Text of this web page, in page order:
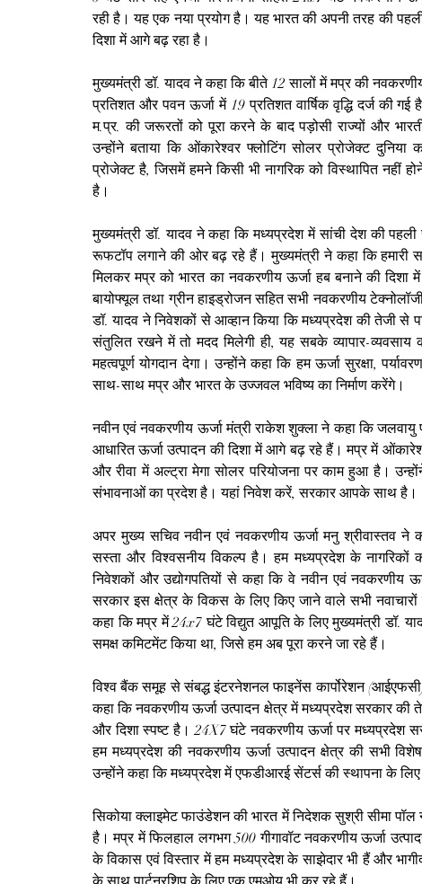
रही है। यह एक नया प्रयोग है। यह भारत की अपनी तरह की
दिशा में आगे बढ़ रहा है।
मुख्यमंत्री डॉ. यादव ने कहा कि बीते 12 सालों में मप्र की
प्रतिशत और पवन ऊर्जा में 19 प्रतिशत वार्षिक वृद्धि दर्ज की
म.प्र. की जरूरतों को पूरा करने के बाद पड़ोसी राज्यों और
उन्होंने बताया कि ओंकारेश्वर फ्लोटिंग सोलर प्रोजेक्ट
प्रोजेक्ट है, जिसमें हमने किसी भी नागरिक को विस्थापित नहीं
है।
मुख्यमंत्री डॉ. यादव ने कहा कि मध्यप्रदेश में सांची देश की
रूफटॉप लगाने की ओर बढ़ रहे हैं। मुख्यमंत्री ने कहा कि हमारी
मिलकर मप्र को भारत का नवकरणीय ऊर्जा हब बनाने की
बायोफ्यूल तथा ग्रीन हाइड्रोजन सहित सभी नवकरणीय
डॉ. यादव ने निवेशकों से आव्हान किया कि मध्यप्रदेश की तेजी से
संतुलित रखने में तो मदद मिलेगी ही, यह सबके व्यापार-
महत्वपूर्ण योगदान देगा। उन्होंने कहा कि हम ऊर्जा सुरक्षा,
साथ-साथ मप्र और भारत के उज्जवल भविष्य का निर्माण करेंगे।
नवीन एवं नवकरणीय ऊर्जा मंत्री राकेश शुक्ला ने कहा कि जलवायु
आधारित ऊर्जा उत्पादन की दिशा में आगे बढ़ रहे हैं। मप्र में
और रीवा में अल्ट्रा मेगा सोलर परियोजना पर काम हुआ है।
संभावनाओं का प्रदेश है। यहां निवेश करें, सरकार आपके साथ है।
अपर मुख्य सचिव नवीन एवं नवकरणीय ऊर्जा मनु श्रीवास्तव ने
सस्ता और विश्वसनीय विकल्प है। हम मध्यप्रदेश के
निवेशकों और उद्योगपतियों से कहा कि वे नवीन एवं नवकरणीय
सरकार इस क्षेत्र के विकस के लिए किए जाने वाले सभी
कहा कि मप्र में 24x7 घंटे विद्युत आपूति के लिए मुख्यमंत्री डॉ.
समक्ष कमिटमेंट किया था, जिसे हम अब पूरा करने जा रहे हैं।
विश्व बैंक समूह से संबद्ध इंटरनेशनल फाइनेंस कार्पोरेशन
कहा कि नवकरणीय ऊर्जा उत्पादन क्षेत्र में मध्यप्रदेश सरकार
और दिशा स्पष्ट है। 24X7 घंटे नवकरणीय ऊर्जा पर मध्यप्रदेश
हम मध्यप्रदेश की नवकरणीय ऊर्जा उत्पादन क्षेत्र की सभी
उन्होंने कहा कि मध्यप्रदेश में एफडीआरई सेंटर्स की स्थापना के
सिकोया क्लाइमेट फाउंडेशन की भारत में निदेशक सुश्री सीमा पॉल
है। मप्र में फिलहाल लगभग 500 गीगावॉट नवकरणीय ऊर्जा
के विकास एवं विस्तार में हम मध्यप्रदेश के साझेदार भी हैं और